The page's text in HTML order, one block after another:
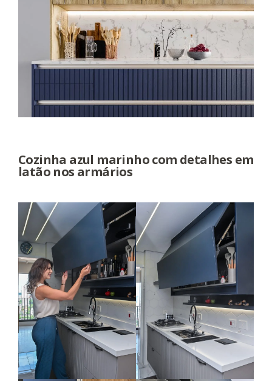
Cozinha azul marinho com detalhes em
latão nos armários